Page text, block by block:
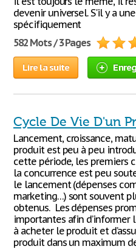
devenir universel. S'il y a
spécifiquement
582 Mots / 3 Pages
Lire la suite
Cycle De Vie D'un
Lancement, croissance,
produit est peu à peu
cette période, les premiers
la concurrence est peu
le lancement (dépenses
marketing…) sont souvent
obtenus. Les dépenses
importantes afin d’informer
à acheter le produit et
produit dans un maximum